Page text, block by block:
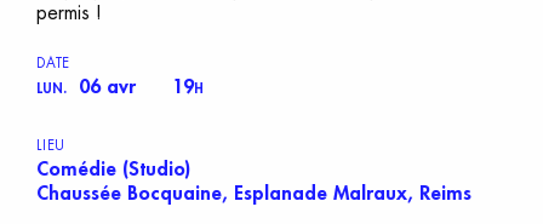
permis !
DATE
LUN.
06 avr 19H
LIEU
Comédie (Studio)
Chaussée Bocquaine, Esplanade Malraux, Reims